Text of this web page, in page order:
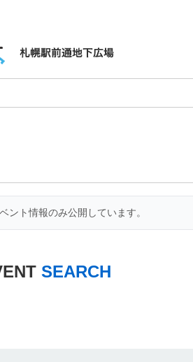
ント情報のみ公開しています。
SEARCH